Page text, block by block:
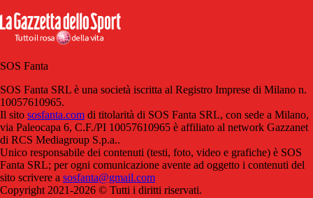
SOS Fanta
SOS Fanta SRL è una società iscritta al Registro Imprese di Milano n.
10057610965.
Il sito sosfanta.com di titolarità di SOS Fanta SRL, con sede a Milano,
via Paleocapa 6, C.F./PI 10057610965 è affiliato al network Gazzanet
di RCS Mediagroup S.p.a..
Unico responsabile dei contenuti (testi, foto, video e grafiche) è SOS
Fanta SRL; per ogni comunicazione avente ad oggetto i contenuti del
sito scrivere a sosfanta@gmail.com
Copyright 2021-2026 © Tutti i diritti riservati.